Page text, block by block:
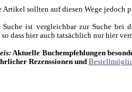
Artikel sollten auf diesen Wege jedoch
Suche ist vergleichbar zur Suche bei
dass hier auch tatsächlich nur hier
Aktuelle Buchempfehlungen
Rezenssionen und